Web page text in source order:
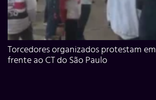
Torcedores organizados protestam em
frente ao CT do São Paulo